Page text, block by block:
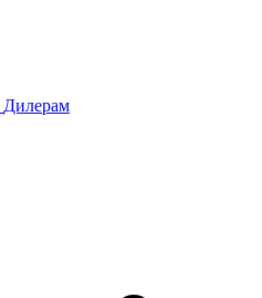
Дилерам